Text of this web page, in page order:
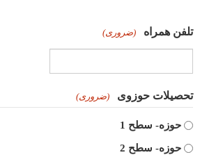
تلفن همراه (ضروری)
تحصیلات حوزوی (ضروری)
حوزه- سطح 1
حوزه- سطح 2